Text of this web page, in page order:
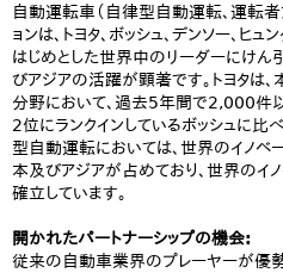
自動運転車（自律型自動運転、運転者
ョンは、トヨタ、ボッシュ、デンソー、ヒ
はじめとした世界中のリーダーにけん
びアジアの活躍が顕著です。トヨタは
分野において、過去5年間で2,000件以
2位にランクインしているボッシュに比
型自動運転においては、世界のイノベ
本及びアジアが占めており、世界のイ
確立しています。
開かれたパートナーシップの機会:
従来の自動車業界のプレーヤーが優